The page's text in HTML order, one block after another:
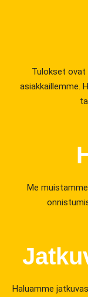
Tulokset ovat
asiakkaillemme.
Me
Haluamme